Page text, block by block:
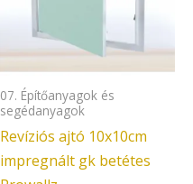
07. Építőanyagok és
segédanyagok
Revíziós ajtó 10x10cm
impregnált gk betétes